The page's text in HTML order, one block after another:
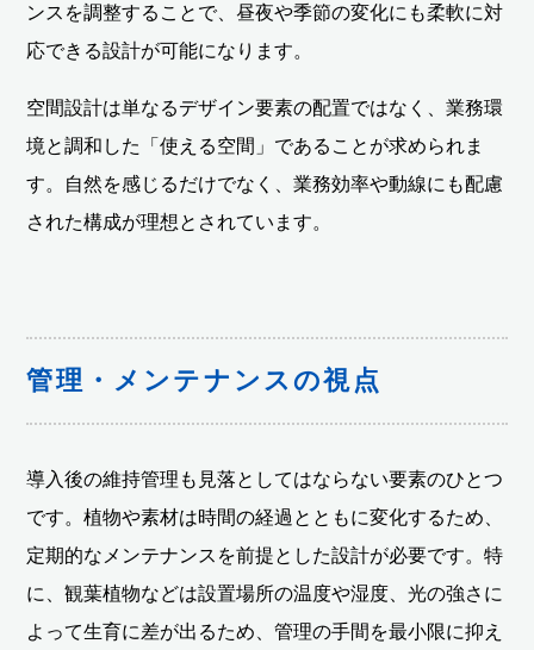
ンスを調整することで、昼夜や季節の変化にも柔軟に対
応できる設計が可能になります。
空間設計は単なるデザイン要素の配置ではなく、業務環
境と調和した「使える空間」であることが求められま
す。自然を感じるだけでなく、業務効率や動線にも配慮
された構成が理想とされています。
管理・メンテナンスの視点
導入後の維持管理も見落としてはならない要素のひとつ
です。植物や素材は時間の経過とともに変化するため、
定期的なメンテナンスを前提とした設計が必要です。特
に、観葉植物などは設置場所の温度や湿度、光の強さに
よって生育に差が出るため、管理の手間を最小限に抑え